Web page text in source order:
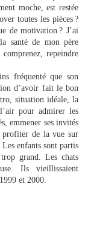
moche, est restée
toutes les pièces ?
de motivation ? J’ai
santé de mon père
repeindre
fréquenté que son
d’avoir fait le bon
situation idéale, la
pour admirer les
emmener ses invités
profiter de la vue sur
Les enfants sont partis
grand. Les chats
Ils vieillissaient
et 2000.